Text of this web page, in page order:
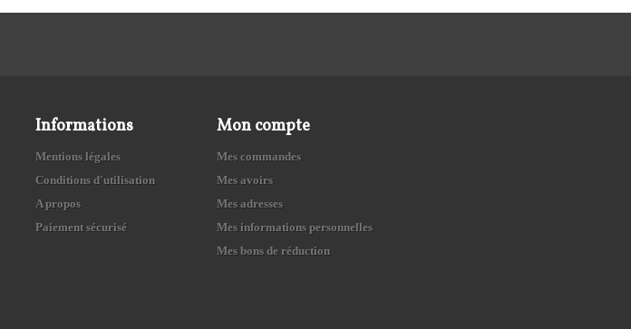
Informations
Mentions légales
Conditions d'utilisation
A propos
Paiement sécurisé
Mon compte
Mes commandes
Mes avoirs
Mes adresses
Mes informations personnelles
Mes bons de réduction